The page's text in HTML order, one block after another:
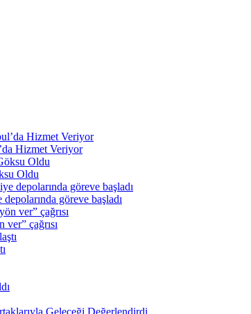
Hizmet Veriyor
Oldu
göreve başladı
çağrısı